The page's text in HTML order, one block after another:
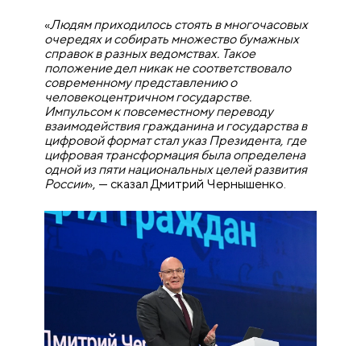
«Людям приходилось стоять в многочасовых
очередях и собирать множество бумажных
справок в разных ведомствах. Такое
положение дел никак не соответствовало
современному представлению о
человекоцентричном государстве.
Импульсом к повсеместному переводу
взаимодействия гражданина и государства в
цифровой формат стал указ Президента, где
цифровая трансформация была определена
одной из пяти национальных целей развития
России», — сказал Дмитрий Чернышенко.